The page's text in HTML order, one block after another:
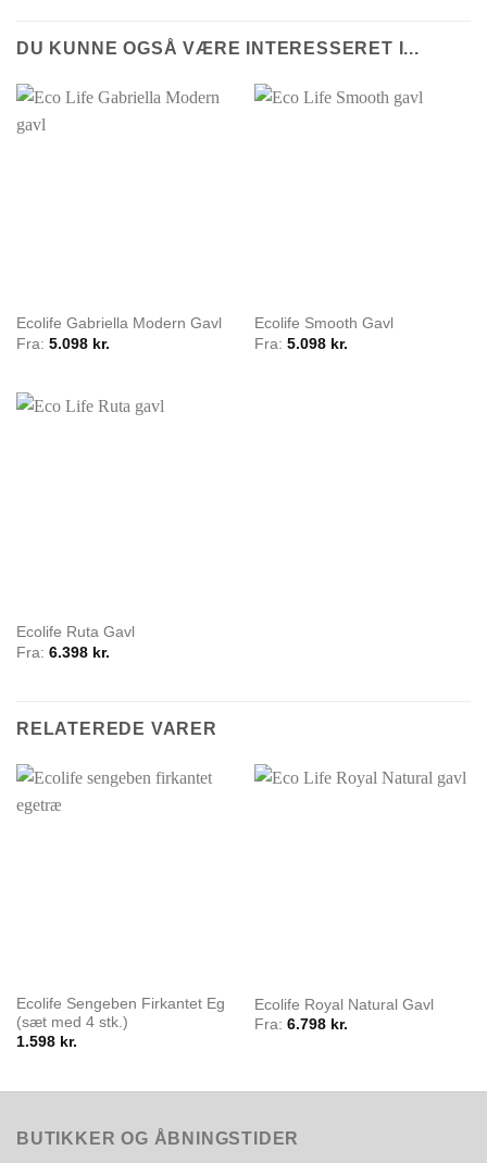
DU KUNNE OGSÅ VÆRE INTERESSERET I...
Ecolife Gabriella Modern Gavl
Fra: 5.098 kr.
Ecolife Smooth Gavl
Fra: 5.098 kr.
Ecolife Ruta Gavl
Fra: 6.398 kr.
RELATEREDE VARER
Ecolife Sengeben Firkantet Eg
(sæt med 4 stk.)
1.598 kr.
Ecolife Royal Natural Gavl
Fra: 6.798 kr.
BUTIKKER OG ÅBNINGSTIDER